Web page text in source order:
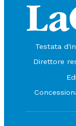
Testata
Direttore